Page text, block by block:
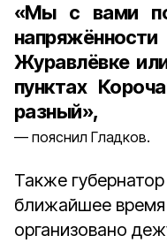
«Мы с вами
Журавлёвке
пунктах
разный»,
пояснил Гладков.
Также
ближайшее время
организовано